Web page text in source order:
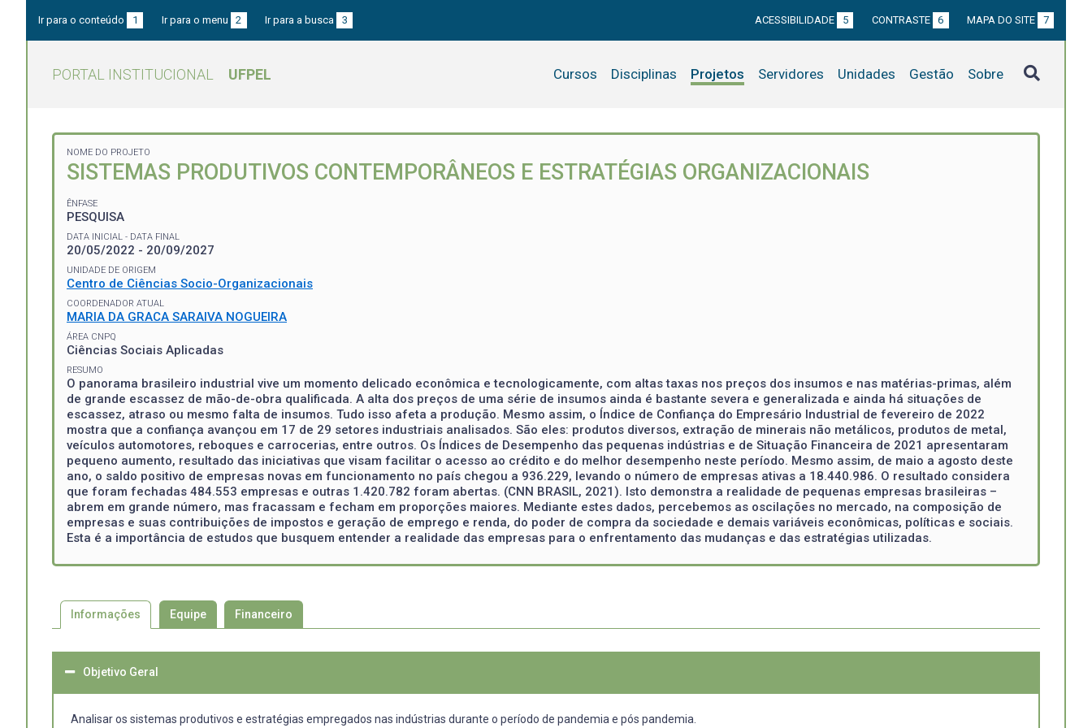
Ir para o conteúdo 1 Ir para o menu 2 Ir para a busca 3 ACESSIBILIDADE 5 CONTRASTE 6 MAPA DO SITE 7
PORTAL INSTITUCIONAL UFPEL Cursos Disciplinas Projetos Servidores Unidades Gestão Sobre
NOME DO PROJETO
SISTEMAS PRODUTIVOS CONTEMPORÂNEOS E ESTRATÉGIAS ORGANIZACIONAIS
ÊNFASE
PESQUISA
DATA INICIAL - DATA FINAL
20/05/2022 - 20/09/2027
UNIDADE DE ORIGEM
Centro de Ciências Socio-Organizacionais
COORDENADOR ATUAL
MARIA DA GRACA SARAIVA NOGUEIRA
ÁREA CNPQ
Ciências Sociais Aplicadas
RESUMO
O panorama brasileiro industrial vive um momento delicado econômica e tecnologicamente, com altas taxas nos preços dos insumos e nas matérias-primas, além
de grande escassez de mão-de-obra qualificada. A alta dos preços de uma série de insumos ainda é bastante severa e generalizada e ainda há situações de
escassez, atraso ou mesmo falta de insumos. Tudo isso afeta a produção. Mesmo assim, o Índice de Confiança do Empresário Industrial de fevereiro de 2022
mostra que a confiança avançou em 17 de 29 setores industriais analisados. São eles: produtos diversos, extração de minerais não metálicos, produtos de metal,
veículos automotores, reboques e carrocerias, entre outros. Os Índices de Desempenho das pequenas indústrias e de Situação Financeira de 2021 apresentaram
pequeno aumento, resultado das iniciativas que visam facilitar o acesso ao crédito e do melhor desempenho neste período. Mesmo assim, de maio a agosto deste
ano, o saldo positivo de empresas novas em funcionamento no país chegou a 936.229, levando o número de empresas ativas a 18.440.986. O resultado considera
que foram fechadas 484.553 empresas e outras 1.420.782 foram abertas. (CNN BRASIL, 2021). Isto demonstra a realidade de pequenas empresas brasileiras –
abrem em grande número, mas fracassam e fecham em proporções maiores. Mediante estes dados, percebemos as oscilações no mercado, na composição de
empresas e suas contribuições de impostos e geração de emprego e renda, do poder de compra da sociedade e demais variáveis econômicas, políticas e sociais.
Esta é a importância de estudos que busquem entender a realidade das empresas para o enfrentamento das mudanças e das estratégias utilizadas.
Informações Equipe Financeiro
Objetivo Geral
Analisar os sistemas produtivos e estratégias empregados nas indústrias durante o período de pandemia e pós pandemia.